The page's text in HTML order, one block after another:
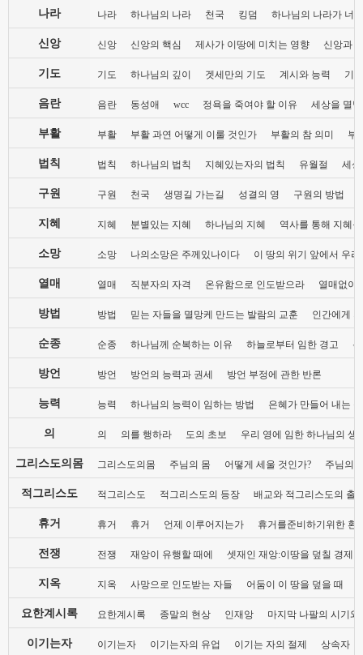
나라 나라 하나님의 나라 천국 킹덤 하나님의 나라가 너
신앙 신앙 신앙의 핵심 제사가 이땅에 미치는 영향 신앙과
기도 기도 하나님의 깊이 겟세만의 기도 계시와 능력 기
음란 음란 동성애 wcc 정욕을 죽여야 할 이유 세상을 멸
부활 부활 부활 과연 어떻게 이룰 것인가 부활의 참 의미 부
법칙 법칙 하나님의 법칙 지혜있는자의 법칙 유월절 세
구원 구원 천국 생명길 가는길 성결의 영 구원의 방법
지혜 지혜 분별있는 지혜 하나님의 지혜 역사를 통해 지혜
소망 소망 나의소망은 주께있나이다 이 땅의 위기 앞에서 우
열매 열매 직분자의 자격 온유함으로 인도받으라 열매없이
방법 방법 믿는 자들을 멸망케 만드는 발람의 교훈 인간에게
순종 순종 하나님께 순복하는 이유 하늘로부터 임한 경고
방언 방언 방언의 능력과 권세 방언 부정에 관한 반론
능력 능력 하나님의 능력이 임하는 방법 은혜가 만들어 내는
의 의 의를 행하라 도의 초보 우리 영에 임한 하나님의 생
그리스도의몸 그리스도의몸 주님의 몸 어떻게 세울 것인가? 주님의
적그리스도 적그리스도 적그리스도의 등장 배교와 적그리스도의 출
휴거 휴거 휴거 언제 이루어지는가 휴거를준비하기위한 환
전쟁 전쟁 재앙이 유행할 때에 셋재인 재앙:이땅을 덮칠 경제
지옥 지옥 사망으로 인도받는 자들 어둠이 이 땅을 덮을 때
요한계시록 요한계시록 종말의 현상 인재앙 마지막 나팔의 시기와
이기는자 이기는자 이기는자의 유업 이기는 자의 절제 상속자